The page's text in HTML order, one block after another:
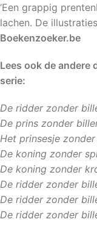
‘Een grappig
lachen. De
Boekenzoeker.be
Lees ook de andere
serie:
De ridder zonder
De prins zonder
Het prinsesje
De koning zonder
De koning zonder
De ridder zonder
De ridder zonder
De ridder zonder